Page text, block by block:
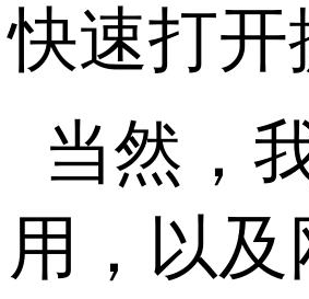
快速打
当然，
用，以